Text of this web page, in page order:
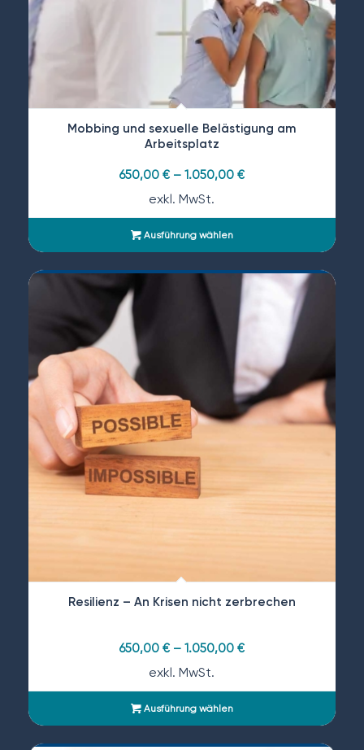
Mobbing und sexuelle Belästigung am
Arbeitsplatz
650,00 €– 1.050,00 €
exkl. MwSt.
Ausführung wählen
Resilienz – An Krisen nicht zerbrechen
650,00 €– 1.050,00 €
exkl. MwSt.
Ausführung wählen